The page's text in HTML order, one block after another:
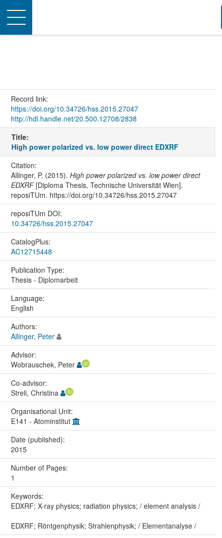
Toggle
navigation
Record link:
https://doi.org/10.34726/hss.2015.27047
http://hdl.handle.net/20.500.12708/2838
Title:
High power polarized vs. low power direct EDXRF
Citation:
Allinger, P. (2015). High power polarized vs. low power direct
EDXRF[Diploma Thesis, Technische Universität Wien].
reposiTUm. https://doi.org/10.34726/hss.2015.27047
reposiTUm DOI:
10.34726/hss.2015.27047
CatalogPlus:
AC12715448
Publication Type:
Thesis - Diplomarbeit
Language:
English
Authors:
Allinger, Peter
Advisor:
Wobrauschek, Peter
Co-advisor:
Streli, Christina
Organisational Unit:
E141 - Atominstitut
Date (published):
2015
Number of Pages:
1
Keywords:
EDXRF; X-ray physics; radiation physics; / element analysis /
EDXRF; Röntgenphysik; Strahlenphysik; / Elementanalyse /